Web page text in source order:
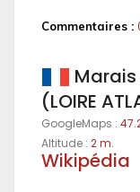
Commentaires :
(LOIRE
GoogleMaps :
Altitude : 2 m.
Wikipédia